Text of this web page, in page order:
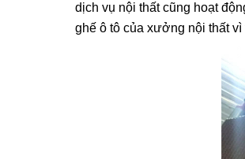
dịch vụ nội thất cũng hoạt
ghế ô tô của xưởng nội thất vì